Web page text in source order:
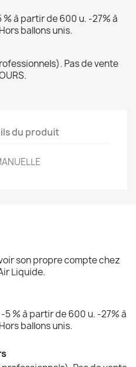
% à partir de 600 u. -27% à
ballons unis.
Pas de vente
du produit
son propre compte chez
Liquide.
5 % à partir de 600 u. -27% à
ballons unis.